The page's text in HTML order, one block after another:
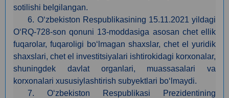
sotilishi belgilangan.
6. O‘zbekiston Respublikasining 15.11.2021 yildagi
O‘RQ-728-son qonuni 13-moddasiga asosan сhet ellik
fuqarolar, fuqaroligi bo‘lmagan shaxslar, chet el yuridik
shaxslari, chet el investitsiyalari ishtirokidagi korxonalar,
shuningdek davlat organlari, muassasalari va
korxonalari xususiylashtirish subyektlari bo‘lmaydi.
7. O‘zbekiston Respublikasi Prezidentining